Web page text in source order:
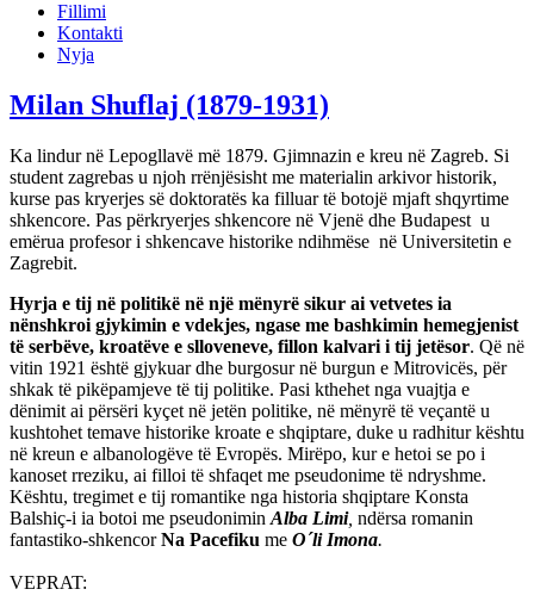
Fillimi
Kontakti
Nyja
Milan Shuflaj (1879-1931)
Ka lindur në Lepogllavë më 1879. Gjimnazin e kreu në Zagreb. Si
student zagrebas u njoh rrënjësisht me materialin arkivor historik,
kurse pas kryerjes së doktoratës ka filluar të botojë mjaft shqyrtime
shkencore. Pas përkryerjes shkencore në Vjenë dhe Budapest u
emërua profesor i shkencave historike ndihmëse në Universitetin e
Zagrebit.
Hyrja e tij në politikë në një mënyrë sikur ai vetvetes ia
nënshkroi gjykimin e vdekjes, ngase me bashkimin hemegjenist
të serbëve, kroatëve e slloveneve, fillon kalvari i tij jetësor. Që në
vitin 1921 është gjykuar dhe burgosur në burgun e Mitrovicës, për
shkak të pikëpamjeve të tij politike. Pasi kthehet nga vuajtja e
dënimit ai përsëri kyçet në jetën politike, në mënyrë të veçantë u
kushtohet temave historike kroate e shqiptare, duke u radhitur kështu
në kreun e albanologëve të Evropës. Mirëpo, kur e hetoi se po i
kanoset rreziku, ai filloi të shfaqet me pseudonime të ndryshme.
Kështu, tregimet e tij romantike nga historia shqiptare Konsta
Balshiç-i ia botoi me pseudonimin Alba Limi, ndërsa romanin
fantastiko-shkencorNa Pacefiku me O´li Imona.
VEPRAT: